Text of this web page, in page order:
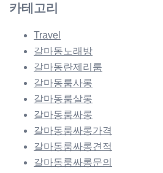
카테고리
Travel
갈마동노래방
갈마동란제리룸
갈마동룸사롱
갈마동룸살롱
갈마동룸싸롱
갈마동룸싸롱가격
갈마동룸싸롱견적
갈마동룸싸롱문의